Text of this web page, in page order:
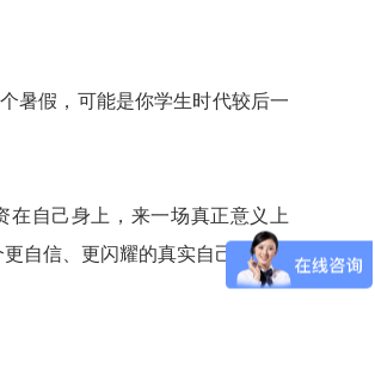
暑假，可能是你学生时代较后一
在自己身上，来一场真正意义上
更自信、更闪耀的真实自己！